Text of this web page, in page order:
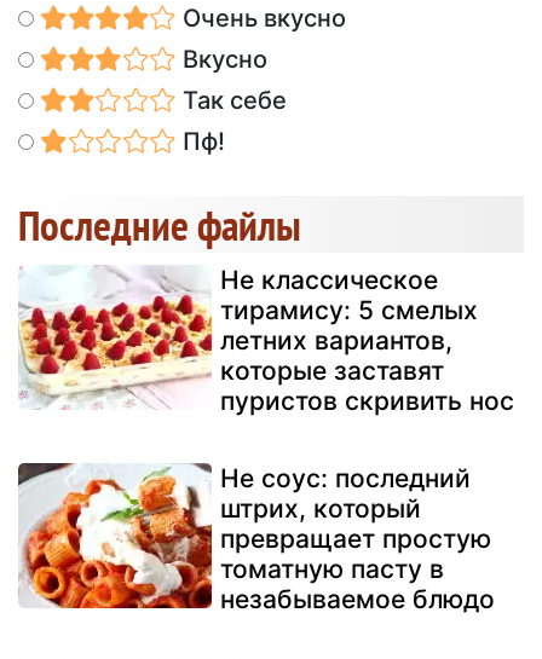
Очень вкусно
Вкусно
Так себе
Пф!
Последние файлы
Не классическое
тирамису: 5 смелых
летних вариантов,
которые заставят
пуристов скривить нос
Не соус: последний
штрих, который
превращает простую
томатную пасту в
незабываемое блюдо